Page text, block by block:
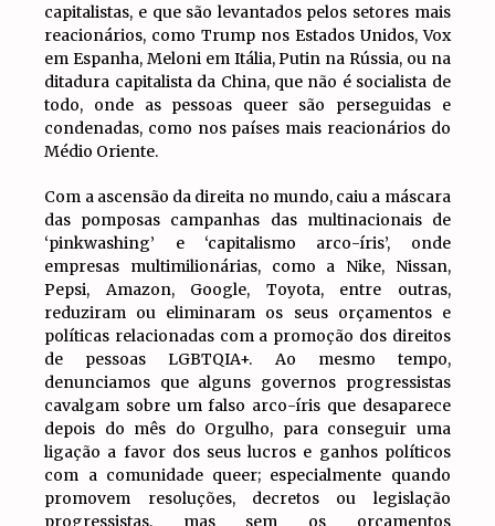
capitalistas, e que são levantados pelos setores mais
reacionários, como Trump nos Estados Unidos, Vox
em Espanha, Meloni em Itália, Putin na Rússia, ou na
ditadura capitalista da China, que não é socialista de
todo, onde as pessoas queer são perseguidas e
condenadas, como nos países mais reacionários do
Médio Oriente.
Com a ascensão da direita no mundo, caiu a máscara
das pomposas campanhas das multinacionais de
‘pinkwashing’ e ‘capitalismo arco-íris’, onde
empresas multimilionárias, como a Nike, Nissan,
Pepsi, Amazon, Google, Toyota, entre outras,
reduziram ou eliminaram os seus orçamentos e
políticas relacionadas com a promoção dos direitos
de pessoas LGBTQIA+. Ao mesmo tempo,
denunciamos que alguns governos progressistas
cavalgam sobre um falso arco-íris que desaparece
depois do mês do Orgulho, para conseguir uma
ligação a favor dos seus lucros e ganhos políticos
com a comunidade queer; especialmente quando
promovem resoluções, decretos ou legislação
progressistas, mas sem os orçamentos